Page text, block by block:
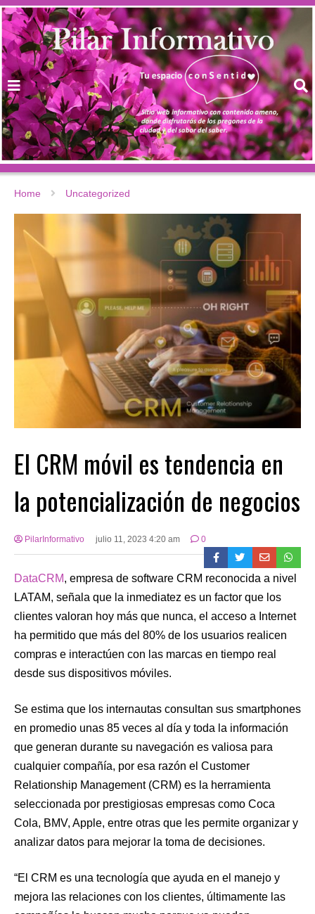
Home Uncategorized
El CRM móvil es tendencia en
la potencialización de negocios
PilarInformativo julio 11, 2023 4:20 am 0
DataCRM, empresa de software CRM reconocida a nivel
LATAM, señala que la inmediatez es un factor que los
clientes valoran hoy más que nunca, el acceso a Internet
ha permitido que más del 80% de los usuarios realicen
compras e interactúen con las marcas en tiempo real
desde sus dispositivos móviles.
Se estima que los internautas consultan sus smartphones
en promedio unas 85 veces al día y toda la información
que generan durante su navegación es valiosa para
cualquier compañía, por esa razón el Customer
Relationship Management (CRM) es la herramienta
seleccionada por prestigiosas empresas como Coca
Cola, BMV, Apple, entre otras que les permite organizar y
analizar datos para mejorar la toma de decisiones.
“El CRM es una tecnología que ayuda en el manejo y
mejora las relaciones con los clientes, últimamente las